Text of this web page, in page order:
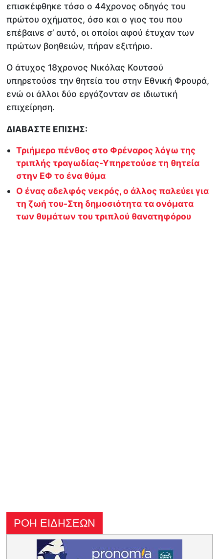
επισκέφθηκε τόσο ο 44χρονος οδηγός του
πρώτου οχήματος, όσο και ο γιος του που
επέβαινε σ’ αυτό, οι οποίοι αφού έτυχαν των
πρώτων βοηθειών, πήραν εξιτήριο.
O άτυχος 18χρονος Νικόλας Κουτσού
υπηρετούσε την θητεία του στην Εθνική Φρουρά,
ενώ οι άλλοι δύο εργάζονταν σε ιδιωτική
επιχείρηση.
ΔΙΑΒΑΣΤΕ ΕΠΙΣΗΣ:
Τριήμερο πένθος στο Φρέναρος λόγω της
τριπλής τραγωδίας-Υπηρετούσε τη θητεία
στην ΕΦ το ένα θύμα
Ο ένας αδελφός νεκρός, ο άλλος παλεύει για
τη ζωή του-Στη δημοσιότητα τα ονόματα
των θυμάτων του τριπλού θανατηφόρου
ΡΟΗ ΕΙΔΗΣΕΩΝ